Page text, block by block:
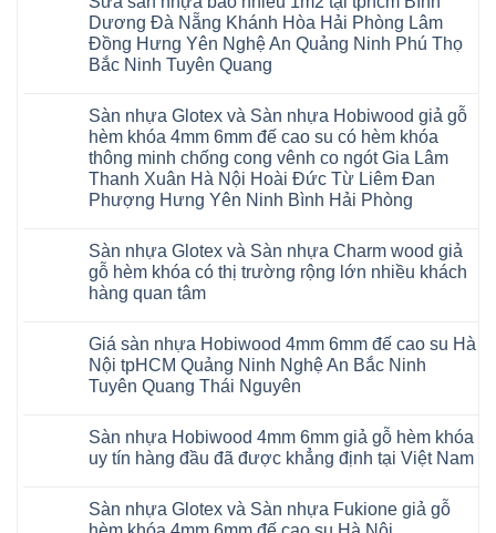
AURUM
Floor
Báo
giá
Sàn
Floor
nhập
khẩu
Malaysia
RUM
14
AI
RUM
AI
35
AI
AI
37
AI
dày
12mm
to
tại
Hà
Nội
Xuân
Thanh
Trì
Dương Đà Nẵng Khánh Hòa Hải Phòng Lâm
Đồng Hưng Yên Nghệ An Quảng Ninh Phú Thọ
Bắc Ninh Tuyên Quang
bình
luận
ở
Sửa
sàn
nhựa
giả
khóa
4mm
6mm
đế
cao
charm
wood
hobiwood
kosmos
mikado
4mm
6mm
thợ
Sửa
Sàn nhựa Glotex và Sàn nhựa Hobiwood giả gỗ
hèm khóa 4mm 6mm đế cao su có hèm khóa
thông minh chống cong vênh co ngót Gia Lâm
Thanh Xuân Hà Nội Hoài Đức Từ Liêm Đan
Phượng Hưng Yên Ninh Bình Hải Phòng
bình
luận
ở
Sàn
và
Sàn
nhựa
Hobiwood
giả
khóa
4mm
6mm
su
có
Sàn nhựa Glotex và Sàn nhựa Charm wood giả
gỗ hèm khóa có thị trường rộng lớn nhiều khách
hàng quan tâm
bình
luận
ở
Sàn
và
Sàn
nhựa
giả
gỗ
Giá sàn nhựa Hobiwood 4mm 6mm đế cao su Hà
Nội tpHCM Quảng Ninh Nghệ An Bắc Ninh
Tuyên Quang Thái Nguyên
bình
luận
ở
nhựa
Hobiwood
Sàn nhựa Hobiwood 4mm 6mm giả gỗ hèm khóa
uy tín hàng đầu đã được khẳng định tại Việt Nam
bình
luận
Sàn nhựa Glotex và Sàn nhựa Fukione giả gỗ